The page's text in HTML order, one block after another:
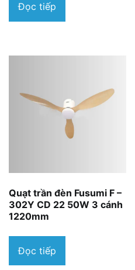
Đọc tiếp
Quạt trần đèn Fusumi F –
302Y CD 22 50W 3 cánh
1220mm
Đọc tiếp